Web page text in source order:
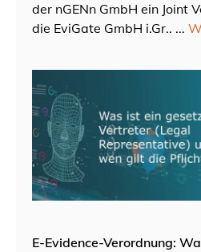
der nGENn GmbH ein Joint
die EviGate GmbH i.Gr.. ...
E-Evidence-Verordnung: